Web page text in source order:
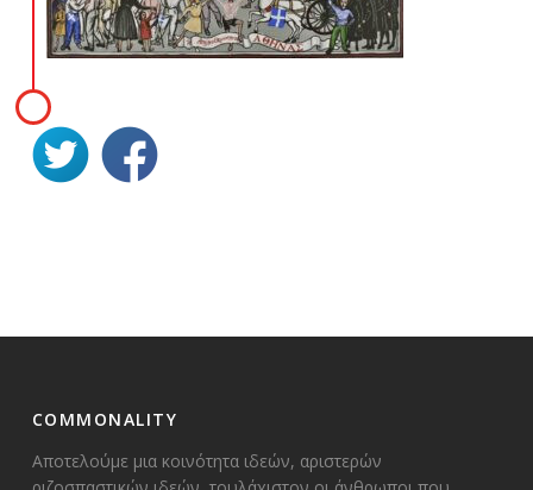
COMMONALITY
Αποτελούμε μια κοινότητα ιδεών, αριστερών